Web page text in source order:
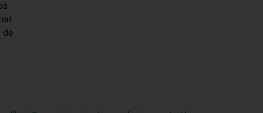
de